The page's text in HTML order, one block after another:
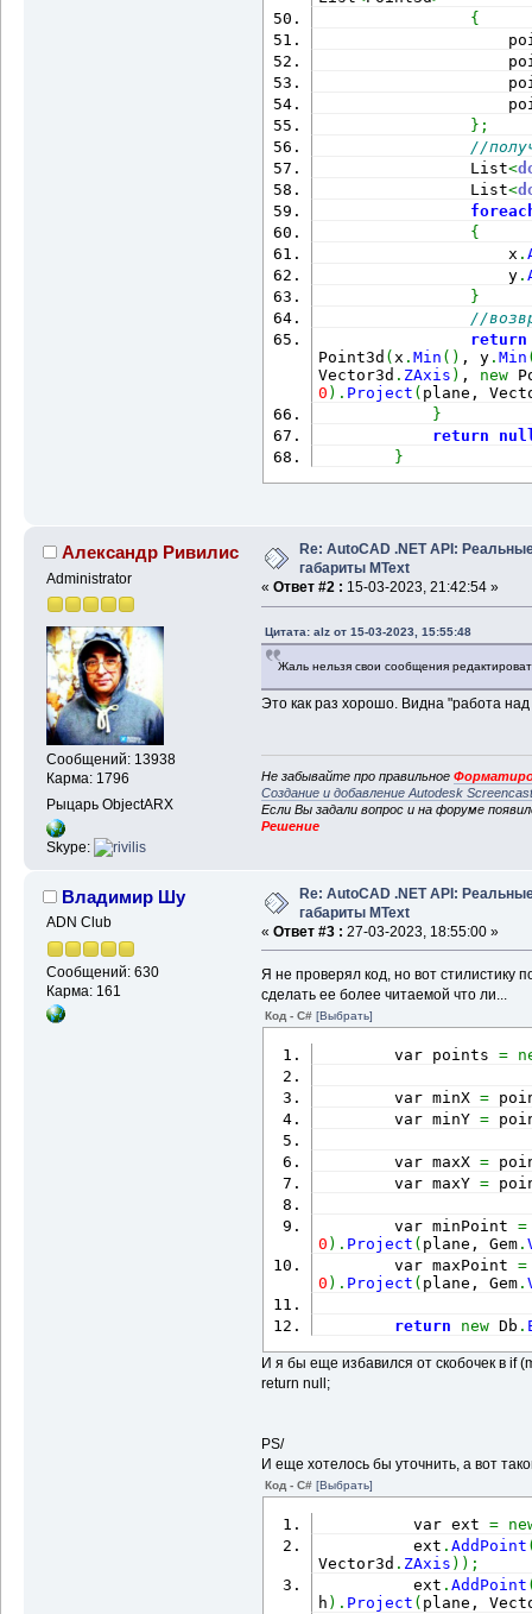
{
} ;
//
List<
List<
{
x .
y .
}
//
return
Point3d ( x .Min ( ) , y .Min
Vector3d . ZAxis ) , new
0 ) . Project ( plane,
}
return
}
Александр Ривилис
Administrator
Сообщений: 13938
Карма: 1796
Рыцарь ObjectARX
Skype:
Re: AutoCAD .NET API:
габариты MText
« Ответ #2 : 15-03-2023, 21:42:54 »
Цитата: alz от 15-03-2023, 15:55:48
Жаль нельзя свои сообщения
Это как раз хорошо. Видна "работа
Не забывайте про правильное
Создание и добавление Autodesk
Если Вы задали вопрос и на форуме
Решение
Владимир Шу
ADN Club
Сообщений: 630
Карма: 161
Re: AutoCAD .NET API:
габариты MText
« Ответ #3 : 27-03-2023, 18:55:00 »
Я не проверял код, но вот стилистику
сделать ее более читаемой что ли...
Код - C# [Выбрать]
var points =
var minX =
var minY =
var maxX =
var maxY =
var minPoint =
0 ) . Project ( plane, Gem .
var maxPoint =
0 ) . Project ( plane, Gem .
return new Db .
И я бы еще избавился от скобочек в if
return null;
PS/
И еще хотелось бы уточнить, а вот
Код - C# [Выбрать]
var ext =
ext .AddPoint
Vector3d . ZAxis ) ) ;
ext .AddPoint
h ) . Project ( plane,